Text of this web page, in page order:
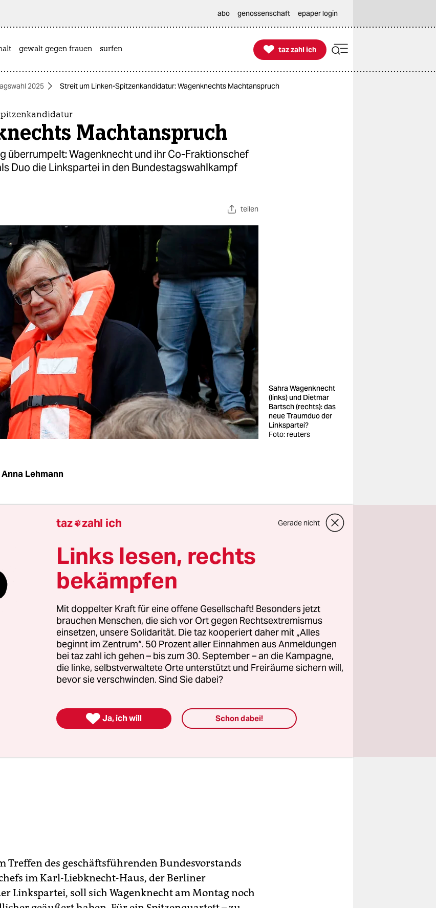
abo genossenschaft epaper login
gewalt gegen frauen surfen 
taz zahl ich
taz zahl ich
2025 Streit um Linken-Spitzenkandidatur: Wagenknechts Machtanspruch
Machtanspruch
überrumpelt: Wagenknecht und ihr Co-Fraktionschef
Duo die Linkspartei in den Bundestagswahlkampf
teilen
Sahra Wagenknecht
(links) und Dietmar
Bartsch (rechts): das
neue Traumduo der
Linkspartei?
Foto: reuters
Anna Lehmann
dauert es zwar noch fast ein Jahr, doch in der
jetzt ein Machtkampf um die Spitzenkandidatur
Sahra Wagenknecht
wollen die Partei als Duo in den Wahlkampf
die Parteiführung außen vor lassen.
dass die Fraktionsvorsitzenden die Partei auch im
sagte Wagenknecht am Mittwoch bei einem
im Bundestag. Dementsprechend erwarte sie auch,
zeitnah entschieden werde.
Treffen des geschäftsführenden Bundesvorstands
im Karl-Liebknecht-Haus, der Berliner
Linkspartei, soll sich Wagenknecht am Montag noch
taz zahl ich Gerade nicht
Links lesen, rechts
bekämpfen
Mit doppelter Kraft für eine offene Gesellschaft! Besonders jetzt
brauchen Menschen, die sich vor Ort gegen Rechtsextremismus
einsetzen, unsere Solidarität. Die taz kooperiert daher mit „Alles
beginnt im Zentrum“. 50 Prozent aller Einnahmen aus Anmeldungen
bei taz zahl ich gehen – bis zum 30. September – an die Kampagne,
die linke, selbstverwaltete Orte unterstützt und Freiräume sichern will,
bevor sie verschwinden. Sind Sie dabei?
 Ja, ich will Schon dabei!